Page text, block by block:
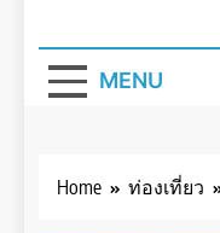
MENU
Home ท่องเที่ยว